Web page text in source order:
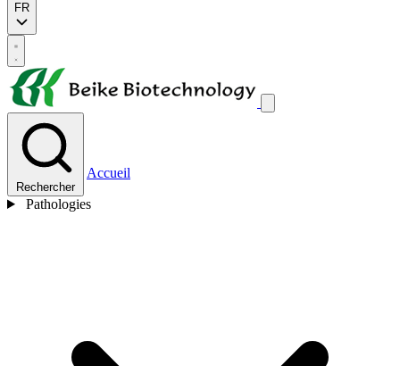
FR
Rechercher
Accueil
Pathologies